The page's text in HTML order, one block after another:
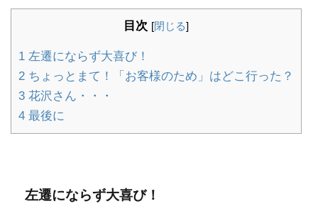
目次 [閉じる]
1 左遷にならず大喜び！
2 ちょっとまて！「お客様のため」はどこ行った？
3 花沢さん・・・
4 最後に
左遷にならず大喜び！